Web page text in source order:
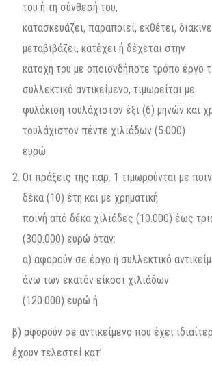
του ή τη σύνθεσή του,
κατασκευάζει, παραποιεί, εκθέτει,
μεταβιβάζει, κατέχει ή δέχεται στην
κατοχή του με οποιονδήποτε τρόπο έργο
συλλεκτικό αντικείμενο, τιμωρείται με
φυλάκιση τουλάχιστον έξι (6) μηνών και
τουλάχιστον πέντε χιλιάδων (5.000)
ευρώ.
Οι πράξεις της παρ. 1 τιμωρούνται με
δέκα (10) έτη και με χρηματική
ποινή από δέκα χιλιάδες (10.000) έως
(300.000) ευρώ όταν:
α) αφορούν σε έργο ή συλλεκτικό
άνω των εκατόν είκοσι χιλιάδων
(120.000) ευρώ ή
β) αφορούν σε αντικείμενο που έχει
έχουν τελεστεί κατ’